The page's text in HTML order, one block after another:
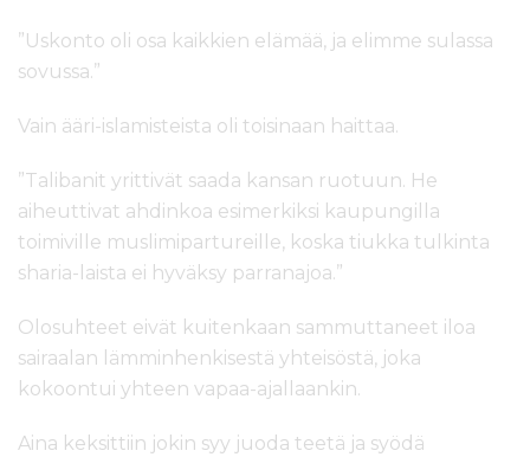
”Uskonto oli osa kaikkien elämää, ja elimme sulassa
sovussa.”
Vain ääri-islamisteista oli toisinaan haittaa.
”Talibanit yrittivät saada kansan ruotuun. He
aiheuttivat ahdinkoa esimerkiksi kaupungilla
toimiville muslimipartureille, koska tiukka tulkinta
sharia-laista ei hyväksy parranajoa.”
Olosuhteet eivät kuitenkaan sammuttaneet iloa
sairaalan lämminhenkisestä yhteisöstä, joka
kokoontui yhteen vapaa-ajallaankin.
Aina keksittiin jokin syy juoda teetä ja syödä